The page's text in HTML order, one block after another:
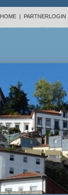
HOME | PARTNERLOGIN